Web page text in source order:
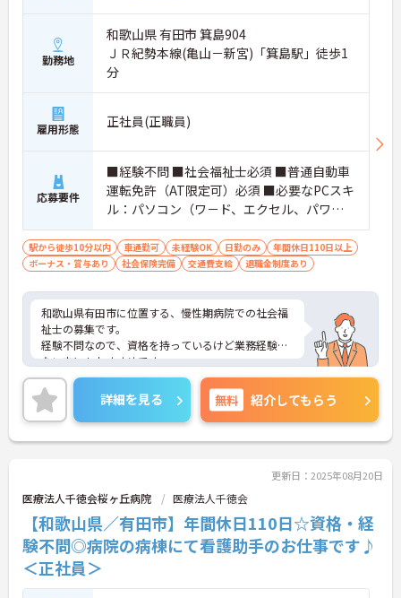
勤務地
和歌山県 有田市 箕島904
ＪＲ紀勢本線(亀山－新宮)「箕島駅」徒歩1
分
雇用形態 正社員(正職員)
応募要件
■経験不問 ■社会福祉士必須 ■普通自動車
運転免許（AT限定可）必須 ■必要なPCスキ
ル：パソコン（ワ－ド、エクセル、パワ－
ポイント等）の基本操作（入力程度）がで
きる方
駅から徒歩10分以内 車通勤可 未経験OK 日勤のみ
年間休日110日以上
ボーナス・賞与あり
社会保険完備 交通費支給 退職金制度あり
和歌山県有田市に位置する、慢性期病院での社会福
祉士の募集です。
経験不問なので、資格を持っているけど業務経験の
ない方にもおすすめです。
また残業がないので、プライベートとの両立もしや
すいお仕事です。
ご興味のある方は、面接ポイントをお伝えしますの
でお気軽にご連絡ください。
詳細を見る 無料 紹介してもらう
更新日：2025年08月20日
医療法人千徳会桜ヶ丘病院 医療法人千徳会
【和歌山県／有田市】年間休日110日☆資格・経
験不問◎病院の病棟にて看護助手のお仕事です♪
＜正社員＞